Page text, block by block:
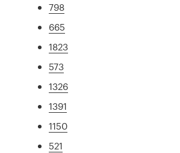
798
665
1823
573
1326
1391
1150
521